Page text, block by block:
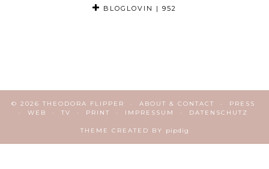
BLOGLOVIN | 952
© 2026 THEODORA FLIPPER ABOUT & CONTACT
PRESS
WEB
TV PRINT IMPRESSUM DATENSCHUTZ
THEME CREATED BY pipdig